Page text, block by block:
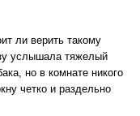
ли верить такому
услышала тяжелый
но в комнате никого
четко и раздельно